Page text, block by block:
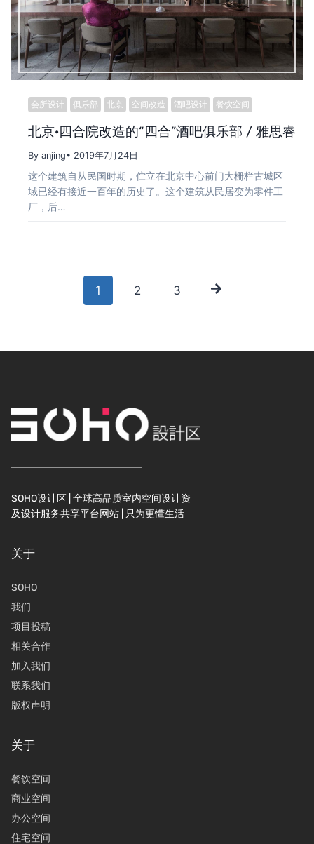
会所设计 俱乐部 北京 空间改造 酒吧设计 餐饮空间
北京·四合院改造的“四合”酒吧俱乐部 / 雅思睿
By anjing• 2019年7月24日
这个建筑自从民国时期，伫立在北京中心前门大栅栏古城区
域已经有接近一百年的历史了。这个建筑从民居变为零件工
厂，后…
Posts
1 2 3
SOHO设计区 | 全球高品质室内空间设计资
及设计服务共享平台网站 | 只为更懂生活
关于
SOHO
我们
项目投稿
相关合作
加入我们
联系我们
版权声明
关于
餐饮空间
商业空间
办公空间
住宅空间